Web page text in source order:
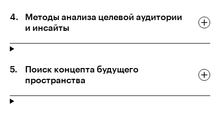
Методы анализа целевой аудитории
и инсайты
Поиск концепта будущего
пространства